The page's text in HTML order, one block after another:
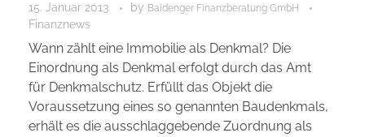
15. Januar 2013 by Baidenger Finanzberatung GmbH
Finanznews
Wann zählt eine Immobilie als Denkmal? Die
Einordnung als Denkmal erfolgt durch das Amt
für Denkmalschutz. Erfüllt das Objekt die
Voraussetzung eines so genannten Baudenkmals,
erhält es die ausschlaggebende Zuordnung als